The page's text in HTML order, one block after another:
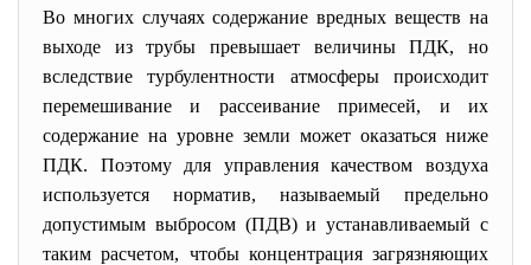
Во многих случаях содержание вредных веществ на
выходе из трубы превышает величины ПДК, но
вследствие турбулентности атмосферы происходит
перемешивание и рассеивание примесей, и их
содержание на уровне земли может оказаться ниже
ПДК. Поэтому для управления качеством воздуха
используется норматив, называемый предельно
допустимым выбросом (ПДВ) и устанавливаемый с
таким расчетом, чтобы концентрация загрязняющих